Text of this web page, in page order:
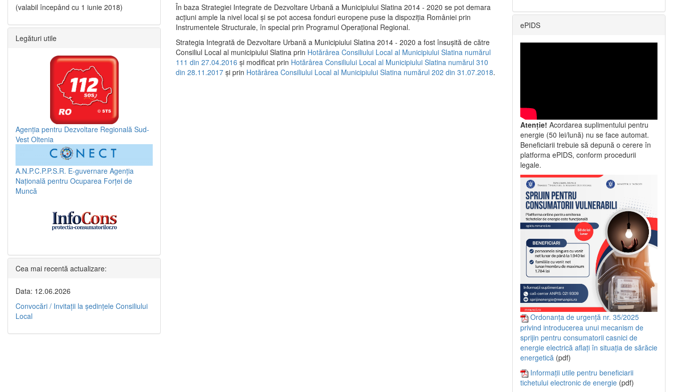
În baza Strategiei Integrate de Dezvoltare Urbană a Municipiului Slatina 2014 - 2020 se pot demara
acţiuni ample la nivel local şi se pot accesa fonduri europene puse la dispoziţia României prin
Instrumentele Structurale, în special prin Programul Operațional Regional.
Strategia Integrată de Dezvoltare Urbană a Municipiului Slatina 2014 - 2020 a fost însuşită de către
Consiliul Local al municipiului Slatina prin Hotărârea Consiliului Local al Municipiului Slatina numărul
111 din 27.04.2016 și modificat prin Hotărârea Consiliului Local al Municipiului Slatina numărul 310
din 28.11.2017 și prin Hotărârea Consiliului Local al Municipiului Slatina numărul 202 din 31.07.2018.
(valabil începând cu 1 iunie 2018)
Legături utile
Agenția pentru Dezvoltare Regională Sud-
Vest Oltenia
A.N.P.C.P.P.S.R. E-guvernare Agenția
Națională pentru Ocuparea Forței de
Muncă
Cea mai recentă actualizare:
Data: 12.06.2026
Convocări / Invitaţii la şedinţele Consiliului
Local
ePIDS
Atenție! Acordarea suplimentului pentru
energie (50 lei/lună) nu se face automat.
Beneficiarii trebuie să depună o cerere în
platforma ePIDS, conform procedurii
legale.
Ordonanța de urgență nr. 35/2025
privind introducerea unui mecanism de
sprijin pentru consumatorii casnici de
energie electrică aflați în situația de sărăcie
energetică (pdf)
Informații utile pentru beneficiarii
tichetului electronic de energie (pdf)